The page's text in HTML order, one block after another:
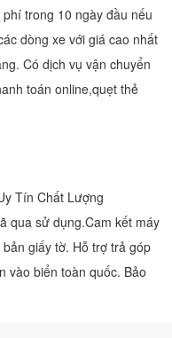
trong 10 ngày đầu nếu
dòng xe với giá cao nhất
Có dịch vụ vận chuyển
toán online,quẹt thẻ
Tín Chất Lượng
qua sử dụng.Cam kết máy
giấy tờ. Hỗ trợ trả góp
vào biển toàn quốc. Bảo